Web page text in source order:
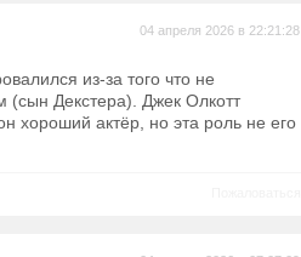
04 апреля 2026 в 22:21:28
из-за того что не
Декстера). Джек Олкотт
хороший актёр, но эта роль не его